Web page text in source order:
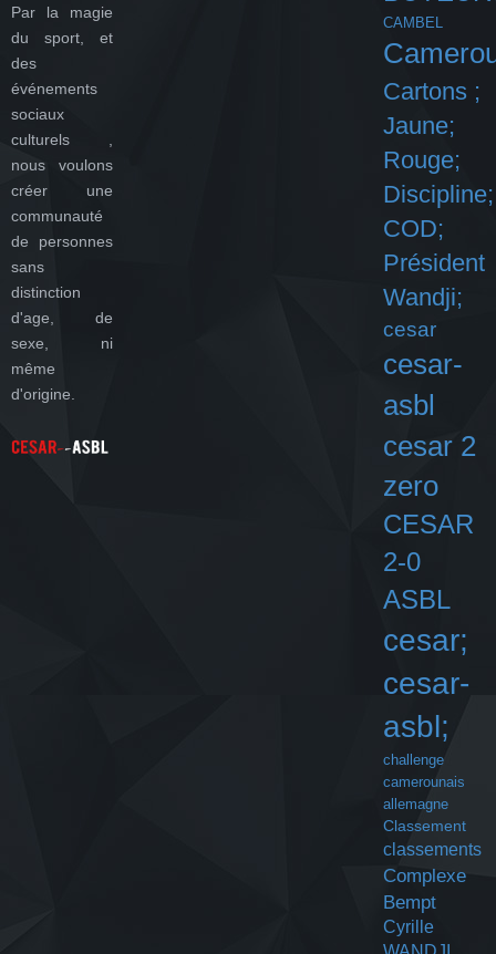
Par la magie
du sport, et
des
événements
sociaux
culturels ,
nous voulons
créer une
communauté
de personnes
sans
distinction
d'age, de
sexe, ni
même
d'origine.
CAMBEL
Cartons ;
Jaune;
Rouge;
Discipline;
COD;
Président
Wandji;
cesar
cesar-
asbl
cesar 2
zero
CESAR
2-0
ASBL
cesar;
cesar-
asbl;
challenge
camerounais
allemagne
Classement
classements
Complexe
Bempt
Cyrille